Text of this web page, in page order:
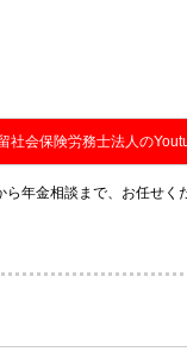
社会保険労務士法人の
ら年金相談まで、お任せく